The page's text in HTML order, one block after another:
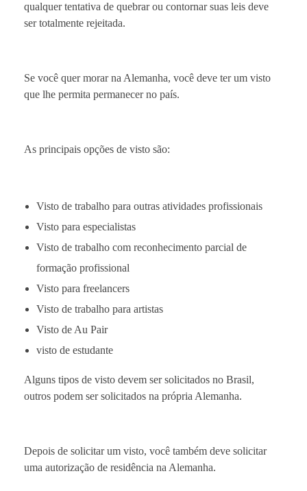
qualquer tentativa de quebrar ou contornar suas leis deve
ser totalmente rejeitada.
Se você quer morar na Alemanha, você deve ter um visto
que lhe permita permanecer no país.
As principais opções de visto são:
Visto de trabalho para outras atividades profissionais
Visto para especialistas
Visto de trabalho com reconhecimento parcial de
formação profissional
Visto para freelancers
Visto de trabalho para artistas
Visto de Au Pair
visto de estudante
Alguns tipos de visto devem ser solicitados no Brasil,
outros podem ser solicitados na própria Alemanha.
Depois de solicitar um visto, você também deve solicitar
uma autorização de residência na Alemanha.